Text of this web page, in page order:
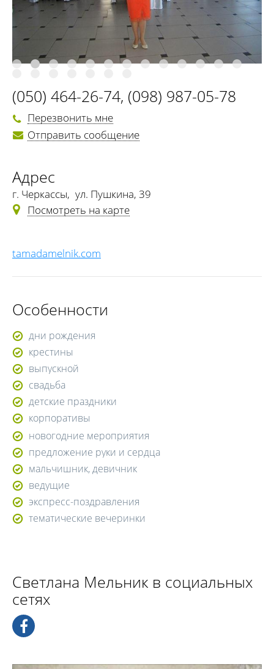
(050) 464-26-74, (098) 987-05-78
Перезвонить мне
Отправить сообщение
Адрес
г. Черкассы, ул. Пушкина, 39
Посмотреть на карте
tamadamelnik.com
Особенности
дни рождения
крестины
выпускной
свадьба
детские праздники
корпоративы
новогодние мероприятия
предложение руки и сердца
мальчишник, девичник
ведущие
экспресс-поздравления
тематические вечеринки
Светлана Мельник в социальных
сетях